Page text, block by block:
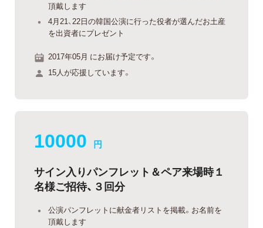
頂戴します
4月21、22日の韓国公演に行った役者が選んだお土産
を出資者にプレゼント
2017年05月 にお届け予定です。
15人が応援しています。
10000 円
サイン入りパンフレット＆ペア来場時１
名様ご招待、３回分
公演パンフレットに献金者リストを掲載。お名前を
頂戴します